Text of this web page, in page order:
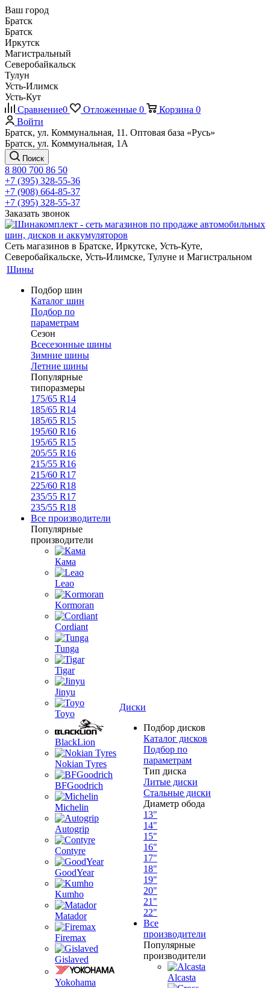
Ваш город
Братск
Братск
Иркутск
Магистральный
Северобайкальск
Тулун
Усть-Илимск
Усть-Кут
Сравнение0 Отложенные 0 Корзина 0
Войти
Братск, ул. Коммунальная, 11. Оптовая база «Русь»
Братск, ул. Коммунальная, 1А
Поиск
8 800 700 86 50
+7 (395) 328-55-36
+7 (908) 664-85-37
+7 (395) 328-55-37
Заказать звонок
Сеть магазинов в Братске, Иркутске, Усть-Куте,
Северобайкальске, Усть-Илимске, Тулуне и Магистральном
Шины
Подбор шин
Каталог шин
Подбор по
параметрам
Сезон
Всесезонные шины
Зимние шины
Летние шины
Популярные
типоразмеры
175/65 R14
185/65 R14
185/65 R15
195/60 R16
195/65 R15
205/55 R16
215/55 R16
215/60 R17
225/60 R18
235/55 R17
235/55 R18
Все производители
Популярные
производители
Кама
Leao
Kormoran
Cordiant
Tunga
Tigar
Jinyu
Toyo
BlackLion
Nokian Tyres
BFGoodrich
Michelin
Autogrip
Contyre
GoodYear
Kumho
Matador
Firemax
Gislaved
Yokohama
Диски
Подбор дисков
Каталог дисков
Подбор по
параметрам
Тип диска
Литые диски
Стальные диски
Диаметр обода
13"
14"
15"
16"
17"
18"
19"
20"
21"
22"
Все
производители
Популярные
производители
Alcasta